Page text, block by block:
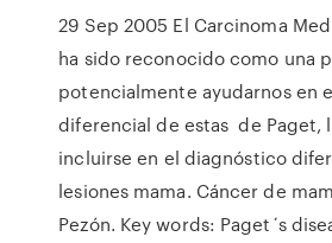
29 Sep 2005 El Carcinoma
ha sido reconocido como una
potencialmente ayudarnos en
diferencial de estas de Paget,
incluirse en el diagnóstico
lesiones mama. Cáncer de
Pezón. Key words: Paget´s